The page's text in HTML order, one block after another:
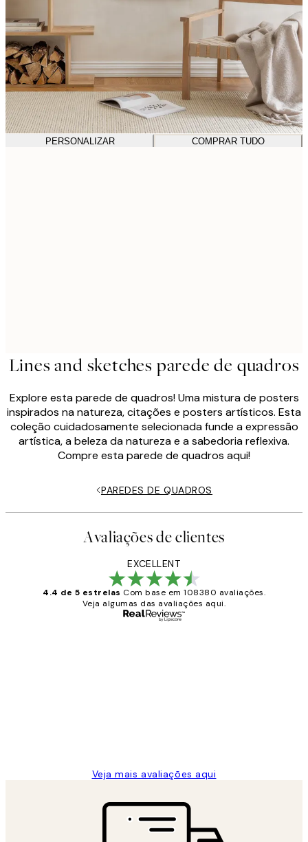
PERSONALIZAR COMPRAR TUDO
Lines and sketches parede de quadros
Explore esta parede de quadros! Uma mistura de posters
inspirados na natureza, citações e posters artísticos. Esta
coleção cuidadosamente selecionada funde a expressão
artística, a beleza da natureza e a sabedoria reflexiva.
Compre esta parede de quadros aqui!
PAREDES DE QUADROS
Avaliações de clientes
EXCELLENT
4.4 de 5 estrelas Com base em 108380 avaliações.
Veja algumas das avaliações aqui.
Veja mais avaliações aqui